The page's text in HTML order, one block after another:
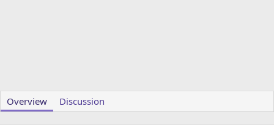
Overview Discussion